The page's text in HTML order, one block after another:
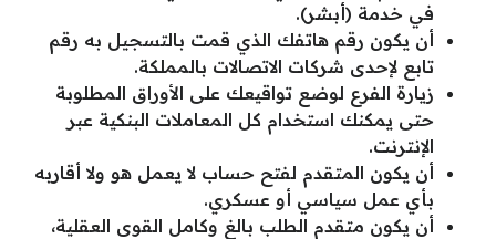
في خدمة (أبشر).
أن يكون رقم هاتفك الذي قمت بالتسجيل به رقم
تابع لإحدى شركات الاتصالات بالمملكة.
زيارة الفرع لوضع تواقيعك على الأوراق المطلوبة
حتى يمكنك استخدام كل المعاملات البنكية عبر
الإنترنت.
أن يكون المتقدم لفتح حساب لا يعمل هو ولا أقاربه
بأي عمل سياسي أو عسكري.
أن يكون متقدم الطلب بالغ وكامل القوى العقلية،